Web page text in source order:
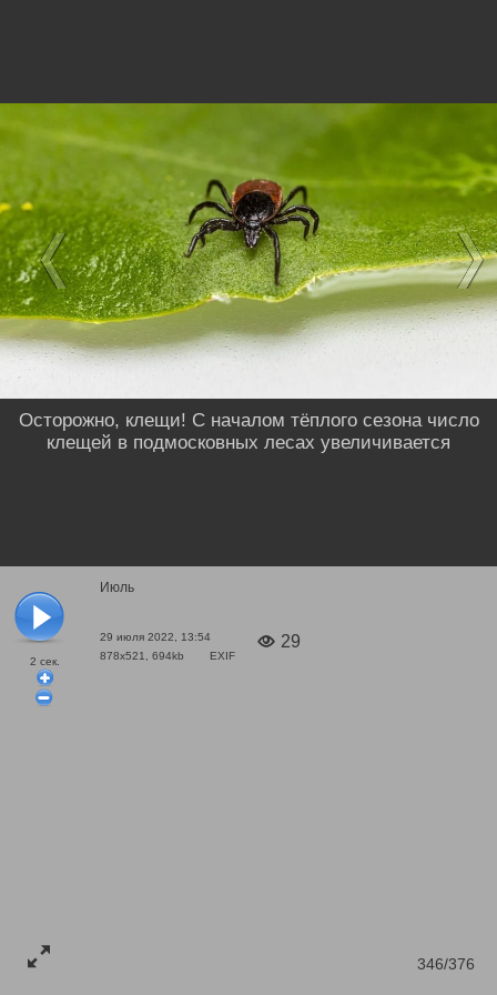
2 сек.
Июль
29 июля 2022, 13:54
878x521, 694kb
EXIF
29
346/376
Осторожно, клещи! С началом тёплого сезона число
клещей в подмосковных лесах увеличивается